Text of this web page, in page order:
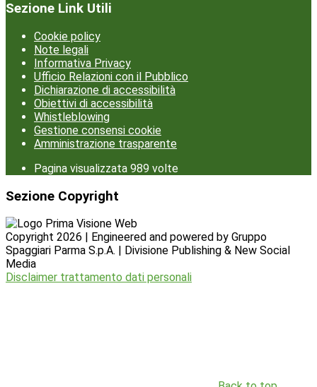
Sezione Link Utili
Cookie policy
Note legali
Informativa Privacy
Ufficio Relazioni con il Pubblico
Dichiarazione di accessibilità
Obiettivi di accessibilità
Whistleblowing
Gestione consensi cookie
Amministrazione trasparente
Pagina visualizzata 989 volte
Sezione Copyright
Copyright 2026 | Engineered and powered by Gruppo
Spaggiari Parma S.p.A. | Divisione Publishing & New Social
Media
Disclaimer trattamento dati personali